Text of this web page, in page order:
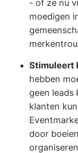
- of ze nu
moedigen
Stimuleert
hebben
geen leads
klanten
door